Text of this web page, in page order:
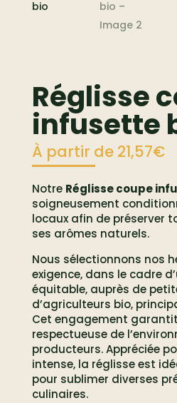
Réglisse
infusette
À partir de 21,57€
Notre Réglisse coupe
soigneusement
locaux afin de préserver
ses arômes naturels.
Nous sélectionnons nos
exigence, dans le cadre
équitable, auprès de
d’agriculteurs bio,
Cet engagement
respectueuse de
producteurs. Appréciée
intense, la réglisse est
pour sublimer diverses
culinaires.